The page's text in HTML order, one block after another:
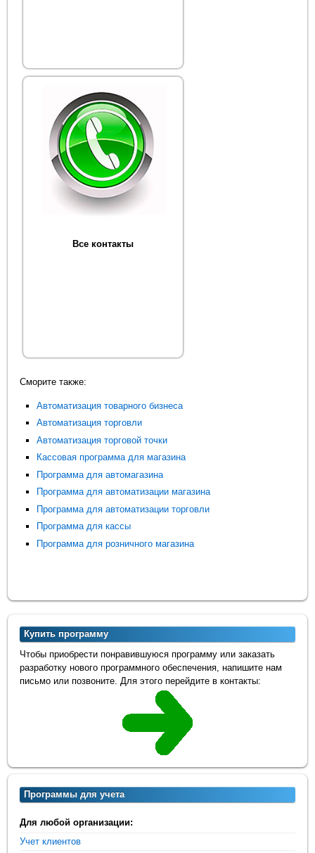
Все контакты
Сморите также:
Автоматизация товарного бизнеса
Автоматизация торговли
Автоматизация торговой точки
Кассовая программа для магазина
Программа для автомагазина
Программа для автоматизации магазина
Программа для автоматизации торговли
Программа для кассы
Программа для розничного магазина
Купить программу
Чтобы приобрести понравившуюся программу или заказать
разработку нового программного обеспечения, напишите нам
письмо или позвоните. Для этого перейдите в контакты:
Программы для учета
Для любой организации:
Учет клиентов